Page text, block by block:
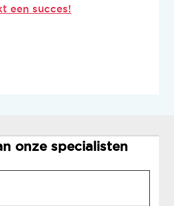
een succes!
onze specialisten